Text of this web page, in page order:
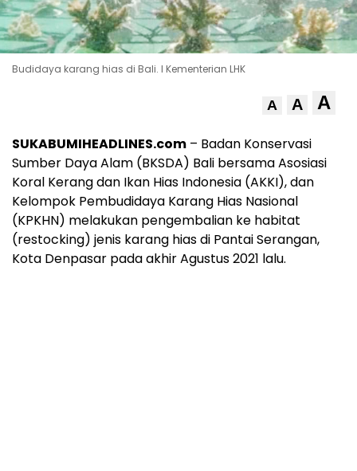
Budidaya karang hias di Bali. I Kementerian LHK
A A A
SUKABUMIHEADLINES.com – Badan Konservasi
Sumber Daya Alam (BKSDA) Bali bersama Asosiasi
Koral Kerang dan Ikan Hias Indonesia (AKKI), dan
Kelompok Pembudidaya Karang Hias Nasional
(KPKHN) melakukan pengembalian ke habitat
(restocking) jenis karang hias di Pantai Serangan,
Kota Denpasar pada akhir Agustus 2021 lalu.